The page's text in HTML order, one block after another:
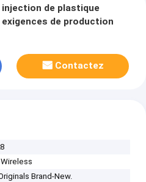
injection de plastique
de production
Contactez
Brand-New.